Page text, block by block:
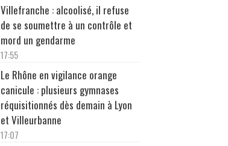
Villefranche : alcoolisé, il refuse
de se soumettre à un contrôle et
mord un gendarme
17:55
Le Rhône en vigilance orange
canicule : plusieurs gymnases
réquisitionnés dès demain à Lyon
et Villeurbanne
17:07